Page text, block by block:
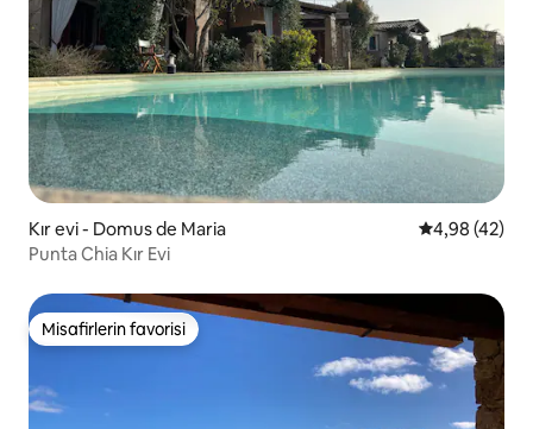
Kır evi - Domus de Maria 5 üzerinden
4,98 (42)
Punta Chia Kır Evi
Misafirlerin favorisi
Misafirlerin favorisi